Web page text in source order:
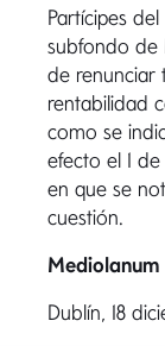
Partícipes
subfondo de
de renunciar
rentabilidad
como se
efecto el 1
en que se
cuestión.
Dublín, 18